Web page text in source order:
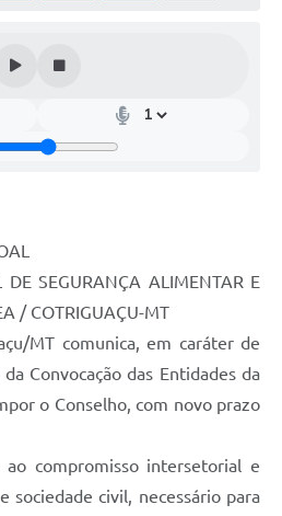
DE SEGURANÇA ALIMENTAR E
/ COTRIGUAÇU-MT
MT comunica, em caráter de
Convocação das Entidades da
o Conselho, com novo prazo
compromisso intersetorial e
sociedade civil, necessário para